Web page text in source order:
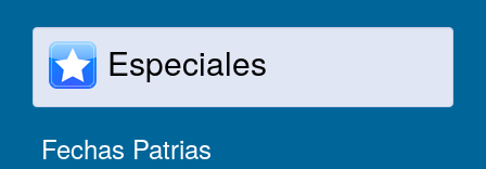
Especiales
Fechas Patrias